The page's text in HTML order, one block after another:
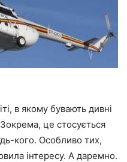
в якому бувають дивні
це стосується
кого. Особливо тих,
інтересу. А даремно.